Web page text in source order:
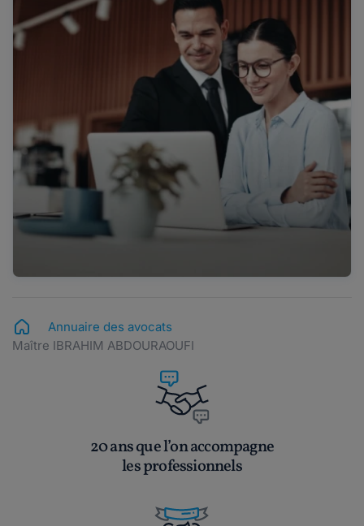
Annuaire des avocats
Maître IBRAHIM ABDOURAOUFI
20 ans que l’on accompagne
les professionnels